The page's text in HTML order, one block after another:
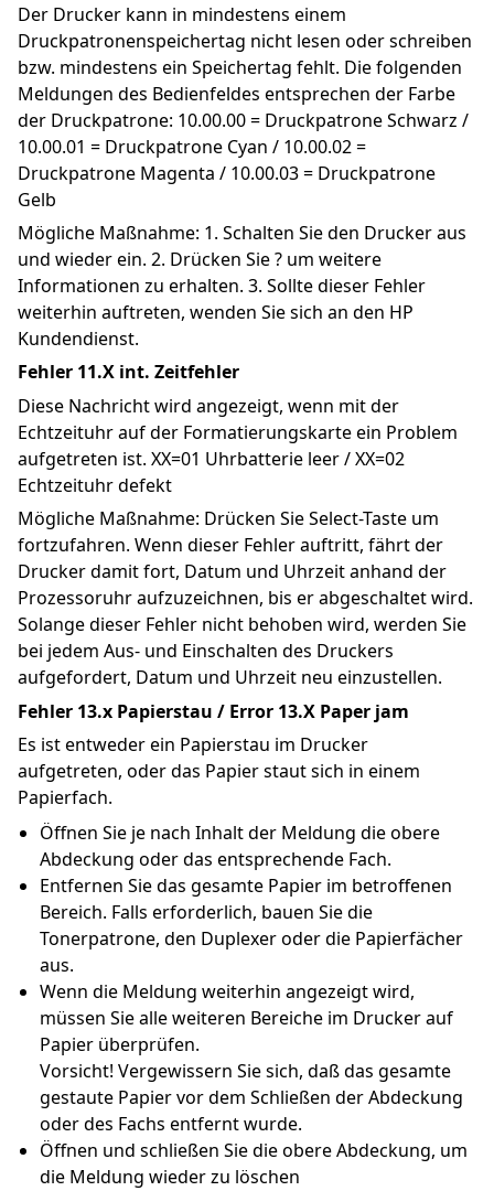
Der Drucker kann in mindestens einem
Druckpatronenspeichertag nicht lesen oder schreiben
bzw. mindestens ein Speichertag fehlt. Die folgenden
Meldungen des Bedienfeldes entsprechen der Farbe
der Druckpatrone: 10.00.00 = Druckpatrone Schwarz /
10.00.01 = Druckpatrone Cyan / 10.00.02 =
Druckpatrone Magenta / 10.00.03 = Druckpatrone
Gelb
Mögliche Maßnahme: 1. Schalten Sie den Drucker aus
und wieder ein. 2. Drücken Sie ? um weitere
Informationen zu erhalten. 3. Sollte dieser Fehler
weiterhin auftreten, wenden Sie sich an den HP
Kundendienst.
Fehler 11.X int. Zeitfehler
Diese Nachricht wird angezeigt, wenn mit der
Echtzeituhr auf der Formatierungskarte ein Problem
aufgetreten ist. XX=01 Uhrbatterie leer / XX=02
Echtzeituhr defekt
Mögliche Maßnahme: Drücken Sie Select-Taste um
fortzufahren. Wenn dieser Fehler auftritt, fährt der
Drucker damit fort, Datum und Uhrzeit anhand der
Prozessoruhr aufzuzeichnen, bis er abgeschaltet wird.
Solange dieser Fehler nicht behoben wird, werden Sie
bei jedem Aus- und Einschalten des Druckers
aufgefordert, Datum und Uhrzeit neu einzustellen.
Fehler 13.x Papierstau / Error 13.X Paper jam
Es ist entweder ein Papierstau im Drucker
aufgetreten, oder das Papier staut sich in einem
Papierfach.
Öffnen Sie je nach Inhalt der Meldung die obere
Abdeckung oder das entsprechende Fach.
Entfernen Sie das gesamte Papier im betroffenen
Bereich. Falls erforderlich, bauen Sie die
Tonerpatrone, den Duplexer oder die Papierfächer
aus.
Wenn die Meldung weiterhin angezeigt wird,
müssen Sie alle weiteren Bereiche im Drucker auf
Papier überprüfen.
Vorsicht! Vergewissern Sie sich, daß das gesamte
gestaute Papier vor dem Schließen der Abdeckung
oder des Fachs entfernt wurde.
Öffnen und schließen Sie die obere Abdeckung, um
die Meldung wieder zu löschen